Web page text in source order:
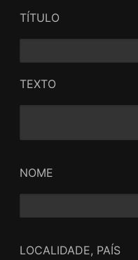
TÍTULO
TEXTO
NOME
LOCALIDADE, PAÍS